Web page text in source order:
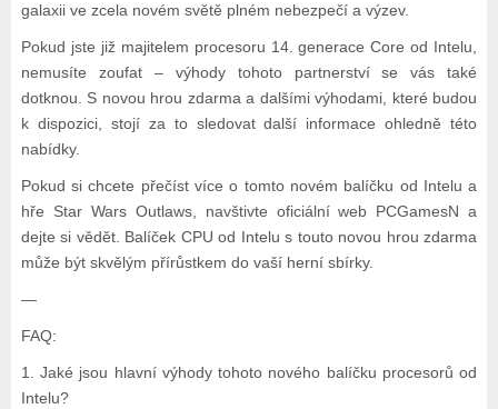
galaxii ve zcela novém světě plném nebezpečí a výzev.
Pokud jste již majitelem procesoru 14. generace Core od Intelu,
nemusíte zoufat – výhody tohoto partnerství se vás také
dotknou. S novou hrou zdarma a dalšími výhodami, které budou
k dispozici, stojí za to sledovat další informace ohledně této
nabídky.
Pokud si chcete přečíst více o tomto novém balíčku od Intelu a
hře Star Wars Outlaws, navštivte oficiální web PCGamesN a
dejte si vědět. Balíček CPU od Intelu s touto novou hrou zdarma
může být skvělým přírůstkem do vaší herní sbírky.
—
FAQ:
1. Jaké jsou hlavní výhody tohoto nového balíčku procesorů od
Intelu?